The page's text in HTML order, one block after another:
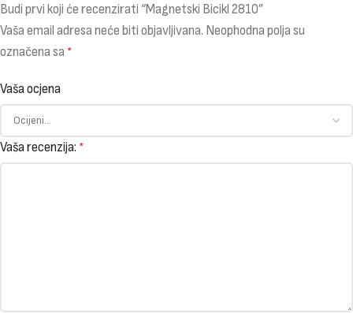
Budi prvi koji će recenzirati “Magnetski Bicikl 2810”
Vaša email adresa neće biti objavljivana. Neophodna polja su
označena sa *
Vaša ocjena
Vaša recenzija: *